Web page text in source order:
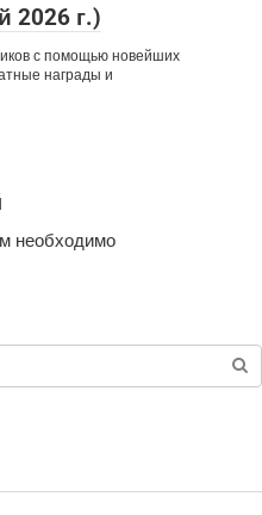
2026 г.)
с помощью новейших
награды и
необходимо